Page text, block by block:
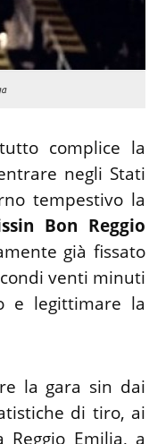
complice la
negli Stati
tempestivo la
Bon Reggio
già fissato
venti minuti
e legittimare la
la gara sin dai
di tiro, ai
Emilia, a